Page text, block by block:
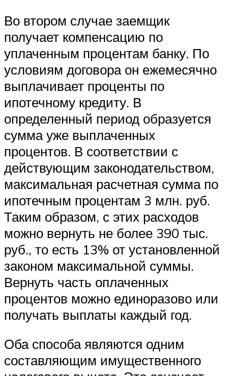
Во втором случае заемщик
получает компенсацию по
уплаченным процентам банку. По
условиям договора он ежемесячно
выплачивает проценты по
ипотечному кредиту. В
определенный период образуется
сумма уже выплаченных
процентов. В соответствии с
действующим законодательством,
максимальная расчетная сумма по
ипотечным процентам 3 млн. руб.
Таким образом, с этих расходов
можно вернуть не более 390 тыс.
руб., то есть 13% от установленной
законом максимальной суммы.
Вернуть часть оплаченных
процентов можно единоразово или
получать выплаты каждый год.
Оба способа являются одним
составляющим имущественного